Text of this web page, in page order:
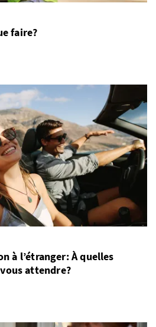
faire?
à l’étranger: À quelles
attendre?